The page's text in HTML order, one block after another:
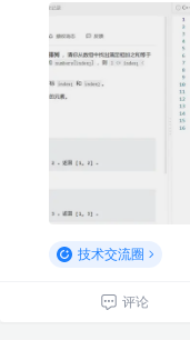
技术交流圈
评论